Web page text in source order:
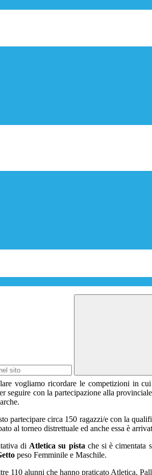
vogliamo ricordare le competizioni in
seguire con la partecipazione alla
partecipare circa 150 ragazzi/e con la
al torneo distrettuale ed anche essa è
di Atletica su pista che si è cimentata
peso Femminile e Maschile.
110 alunni che hanno praticato Atletica,